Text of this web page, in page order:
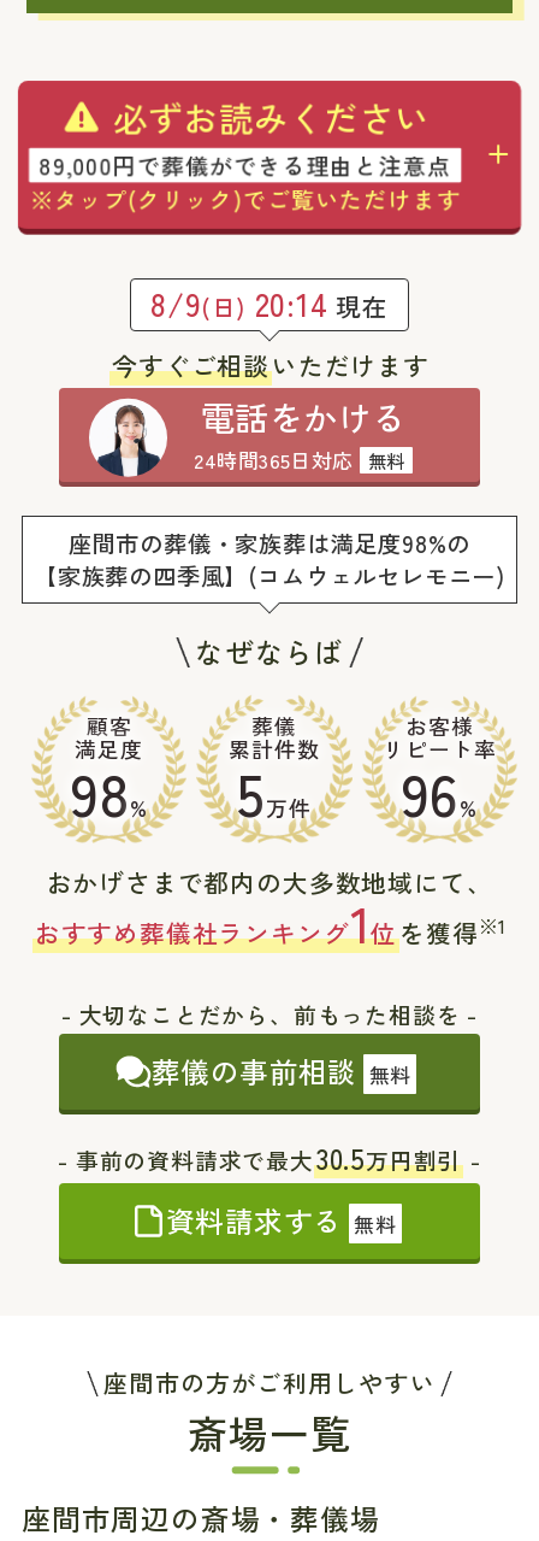
必ずお読みください
89,000円で葬儀ができる理由と注意点
※タップ(クリック)でご覧いただけます
8/9(日) 20:14 現在
今すぐご相談いただけます
電話をかける
24時間365日対応 無料
座間市の葬儀・家族葬は満足度98%の
【家族葬の四季風】(コムウェルセレモニー)
なぜならば
顧客
満足度
98%
葬儀
累計件数
5万件
お客様
リピート率
96%
おかげさまで都内の大多数地域にて、
おすすめ葬儀社ランキング1位を獲得※1
- 大切なことだから、前もった相談を -
葬儀の事前相談 無料
- 事前の資料請求で最大30.5万円割引 -
資料請求する 無料
座間市の方がご利用しやすい
斎場一覧
座間市周辺の斎場・葬儀場